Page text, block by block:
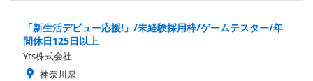
「新生活デビュー応援!」/未経験採用枠/ゲームテスター/年
間休日125日以上
Yts株式会社
神奈川県